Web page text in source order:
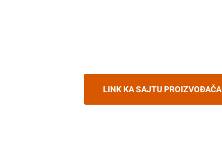
LINK KA SAJTU PROIZVOĐAČA